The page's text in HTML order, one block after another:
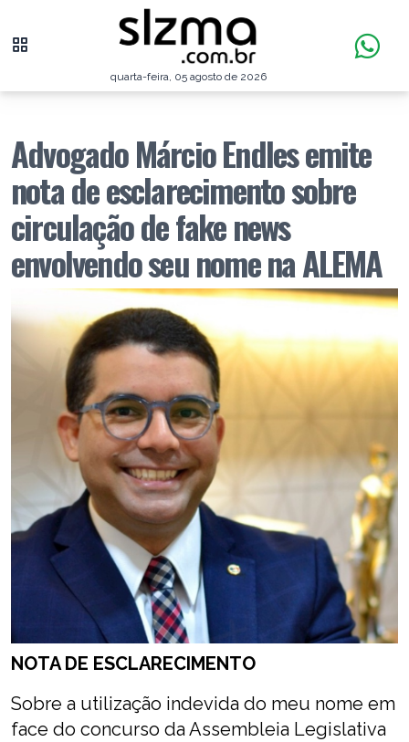
quarta-feira, 05 agosto de 2026
Advogado Márcio Endles emite
nota de esclarecimento sobre
circulação de fake news
envolvendo seu nome na ALEMA
NOTA DE ESCLARECIMENTO
Sobre a utilização indevida do meu nome em
face do concurso da Assembleia Legislativa